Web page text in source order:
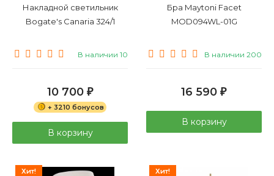
Накладной светильник
Bogate's Canaria 324/1
В наличии 10
10 700 ₽
+ 3210 бонусов
В корзину
Бра Maytoni Facet
MOD094WL-01G
В наличии 200
16 590 ₽
В корзину
Хит! Хит!